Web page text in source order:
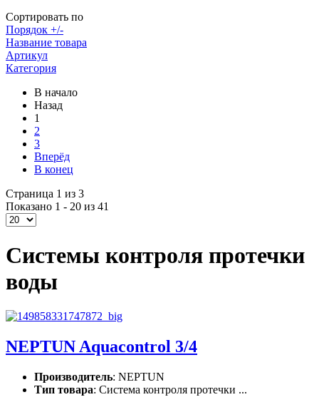
Сортировать по
Порядок +/-
Название товара
Артикул
Категория
В начало
Назад
1
2
3
Вперёд
В конец
Страница 1 из 3
Показано 1 - 20 из 41
Системы контроля протечки
воды
NEPTUN Aquacontrol 3/4
Производитель: NEPTUN
Тип товара: Система контроля протечки ...